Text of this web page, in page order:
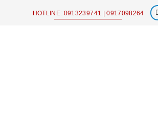
HOTLINE: 0913239741 | 0917098264